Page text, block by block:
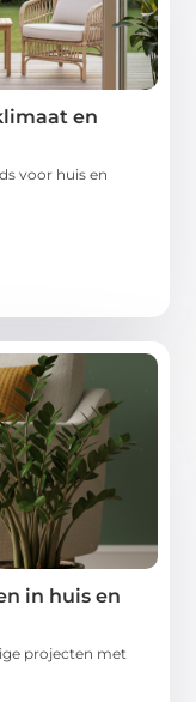
en
voor huis en
in huis en
projecten met